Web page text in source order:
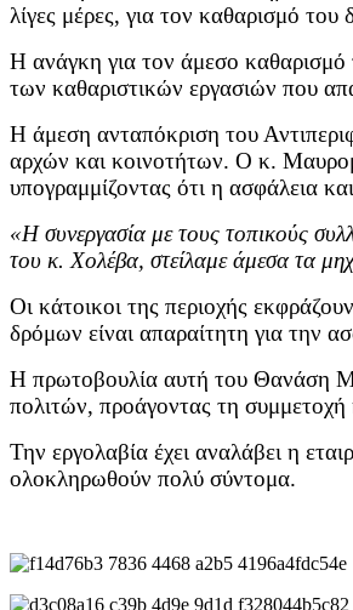
λίγες μέρες, για τον καθαρισμό
Η ανάγκη για τον άμεσο καθαρισμό
των καθαριστικών εργασιών που
Η άμεση ανταπόκριση του
αρχών και κοινοτήτων. Ο κ.
υπογραμμίζοντας ότι η ασφάλεια
«Η συνεργασία με τους τοπικούς
του κ. Χολέβα, στείλαμε άμεσα τα
Οι κάτοικοι της περιοχής
δρόμων είναι απαραίτητη για την
Η πρωτοβουλία αυτή του Θανάση
πολιτών, προάγοντας τη
Την εργολαβία έχει αναλάβει η
ολοκληρωθούν πολύ σύντομα.